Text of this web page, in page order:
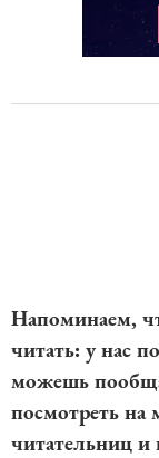
Напоминаем,
читать: у нас
можешь
посмотреть
читательниц и